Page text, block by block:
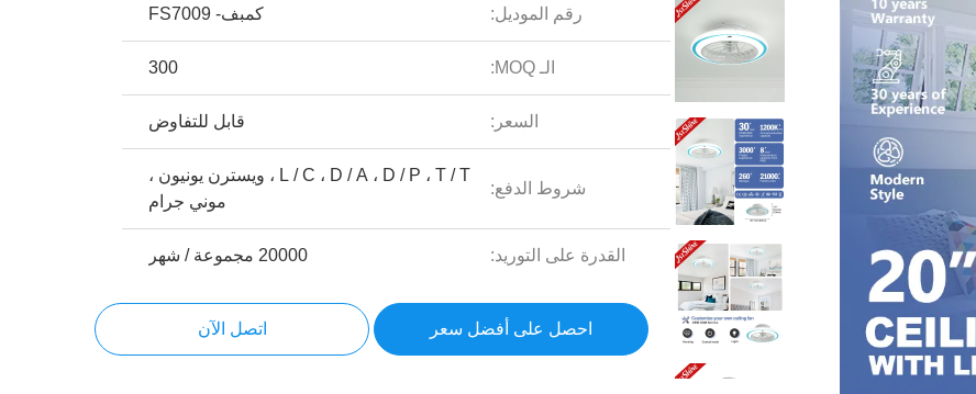
رقم الموديل: كمبف- FS7009
الـ MOQ: 300
السعر: قابل للتفاوض
شروط الدفع:
L / C ، D / A ، D / P ، T / T ، ويسترن يونيون ،
موني جرام
القدرة على التوريد: 20000 مجموعة / شهر
احصل على أفضل سعر اتصل الآن